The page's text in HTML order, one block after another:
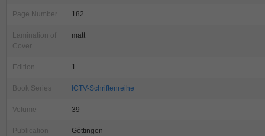
Page Number 182
Lamination of
Cover
matt
Edition 1
Book Series ICTV-Schriftenreihe
Volume 39
Publication
Göttingen